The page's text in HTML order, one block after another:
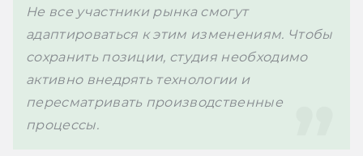
Не все участники рынка смогут
адаптироваться к этим изменениям. Чтобы
сохранить позиции, студия необходимо
активно внедрять технологии и
пересматривать производственные
процессы.